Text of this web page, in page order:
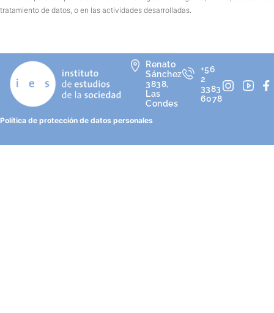
tratamiento de datos, o en las actividades desarrolladas.
Renato
Sánchez
3838,
Las
Condes
+56
2
3383
6078
Política de protección de datos personales